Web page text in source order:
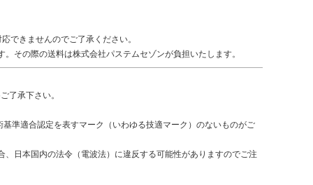
できませんのでご了承ください。
その際の送料は株式会社パステムセゾンが負担いたします。
了承下さい。
準適合認定を表すマーク（いわゆる技適マーク）のないものがご
日本国内の法令（電波法）に違反する可能性がありますのでご注